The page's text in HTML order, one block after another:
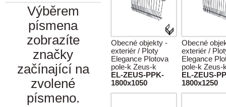
Výběrem
písmena
zobrazíte
značky
začínající na
zvolené
písmeno.
Obecné objekty -
exteriér / Ploty
Elegance Plotova
pole-k Zeus-k
EL-ZEUS-PPK-
1800x1050
Obecné
exteriér /
Elegance
pole-k Zeus-
EL-ZEUS-
1800x1250